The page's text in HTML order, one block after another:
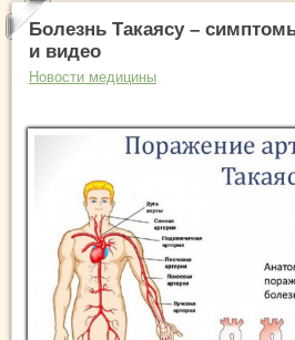
Болезнь Такаясу –
и видео
Новости медицины